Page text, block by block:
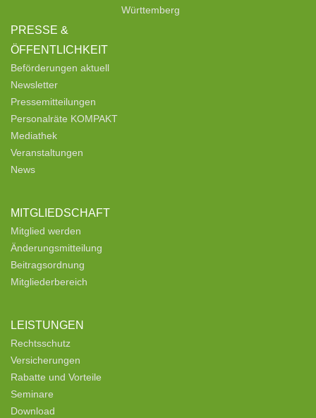
PRESSE &
ÖFFENTLICHKEIT
Beförderungen aktuell
Newsletter
Pressemitteilungen
Personalräte KOMPAKT
Mediathek
Veranstaltungen
News
MITGLIEDSCHAFT
Mitglied werden
Änderungsmitteilung
Beitragsordnung
Mitgliederbereich
LEISTUNGEN
Rechtsschutz
Versicherungen
Rabatte und Vorteile
Seminare
Download
Württemberg